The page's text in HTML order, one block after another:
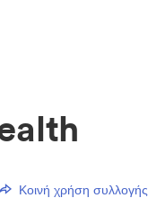
Κοινή χρήση συλλογής